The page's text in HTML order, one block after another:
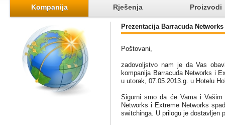
Kompanija Rješenja Proizvodi
Prezentacija Barracuda
Poštovani,
zadovoljstvo nam je da Vas
kompanija Barracuda Networks i
u utorak, 07.05.2013.g. u Hotelu
Sigurni smo da će Vama i Vašim
Networks i Extreme Networks
switchinga. U prilogu je dostavljen